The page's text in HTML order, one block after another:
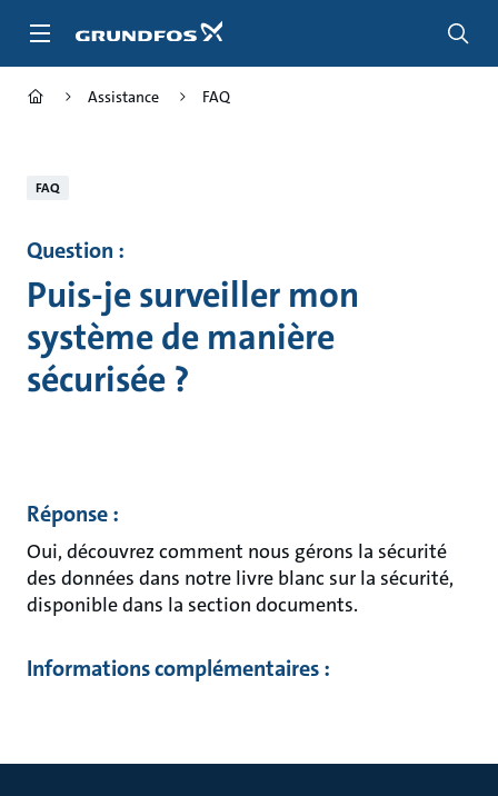
Assistance FAQ
FAQ
Question :
Puis-je surveiller mon
système de manière
sécurisée ?
Réponse :
Oui, découvrez comment nous gérons la sécurité
des données dans notre livre blanc sur la sécurité,
disponible dans la section documents.
Informations complémentaires :